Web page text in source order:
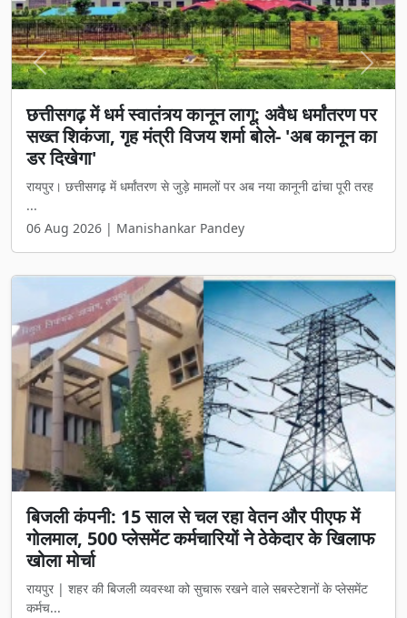
छत्तीसगढ़ में धर्म स्वातंत्र्य कानून लागू: अवैध धर्मांतरण पर
सख्त शिकंजा, गृह मंत्री विजय शर्मा बोले- 'अब कानून का
डर दिखेगा'
रायपुर। छत्तीसगढ़ में धर्मांतरण से जुड़े मामलों पर अब नया कानूनी ढांचा पूरी तरह
...
06 Aug 2026 | Manishankar Pandey
Previous Next
बिजली कंपनी: 15 साल से चल रहा वेतन और पीएफ में
गोलमाल, 500 प्लेसमेंट कर्मचारियों ने ठेकेदार के खिलाफ
खोला मोर्चा
रायपुर | शहर की बिजली व्यवस्था को सुचारू रखने वाले सबस्टेशनों के प्लेसमेंट
कर्मच...